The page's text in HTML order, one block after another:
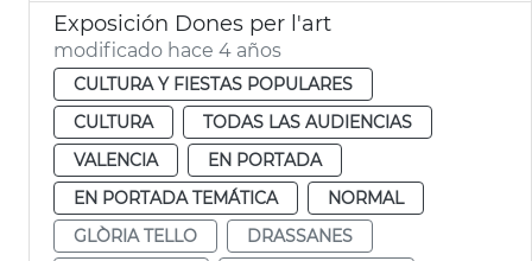
Exposición Dones per l'art
modificado hace 4 años
CULTURA Y FIESTAS POPULARES
CULTURA
TODAS LAS AUDIENCIAS
VALENCIA
EN PORTADA
EN PORTADA TEMÁTICA
NORMAL
GLÒRIA TELLO
DRASSANES